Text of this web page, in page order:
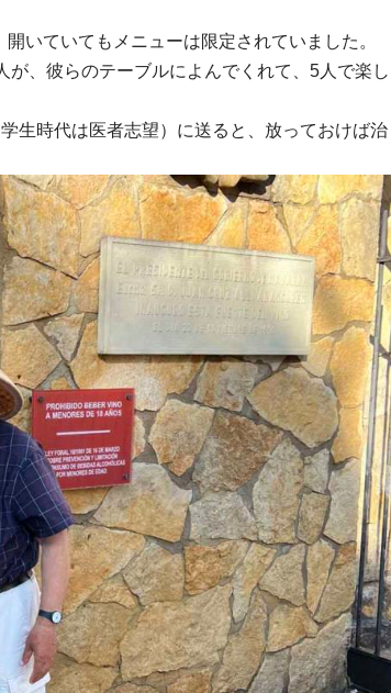
いていてもメニューは限定されていました。
、彼らのテーブルによんでくれて、5人で楽し
生時代は医者志望）に送ると、放っておけば治